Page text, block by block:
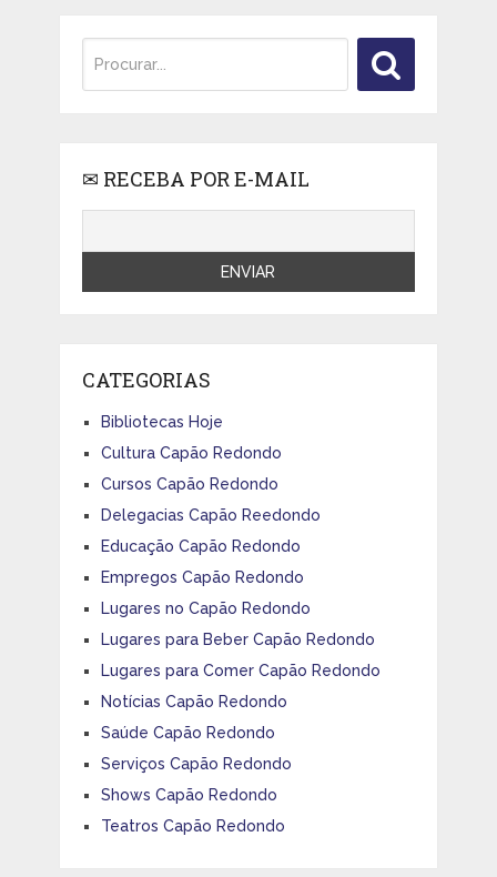
✉ RECEBA POR E-MAIL
CATEGORIAS
Bibliotecas Hoje
Cultura Capão Redondo
Cursos Capão Redondo
Delegacias Capão Reedondo
Educação Capão Redondo
Empregos Capão Redondo
Lugares no Capão Redondo
Lugares para Beber Capão Redondo
Lugares para Comer Capão Redondo
Notícias Capão Redondo
Saúde Capão Redondo
Serviços Capão Redondo
Shows Capão Redondo
Teatros Capão Redondo